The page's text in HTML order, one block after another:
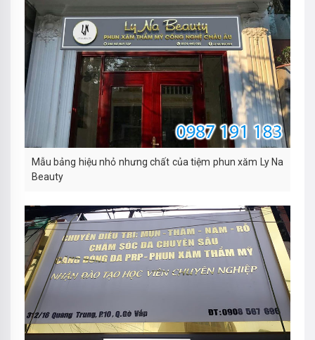
Mẫu bảng hiệu nhỏ nhưng chất của tiệm phun xăm Ly Na
Beauty